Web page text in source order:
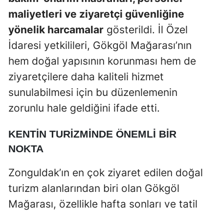
maliyetleri ve ziyaretçi güvenliğine
yönelik harcamalar gösterildi. İl Özel
İdaresi yetkilileri, Gökgöl Mağarası’nın
hem doğal yapısının korunması hem de
ziyaretçilere daha kaliteli hizmet
sunulabilmesi için bu düzenlemenin
zorunlu hale geldiğini ifade etti.
KENTIN TURIZMINDE ÖNEMLI BIR
NOKTA
Zonguldak’ın en çok ziyaret edilen doğal
turizm alanlarından biri olan Gökgöl
Mağarası, özellikle hafta sonları ve tatil